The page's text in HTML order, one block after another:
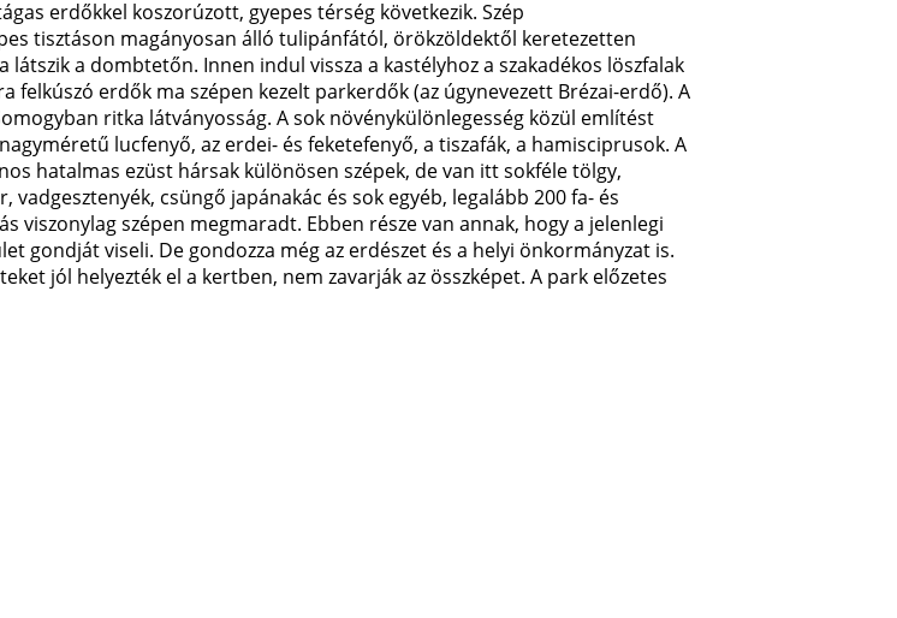
erdőkkel koszorúzott, gyepes térség következik. Szép
tisztáson magányosan álló tulipánfától, örökzöldektől keretezetten
látszik a dombtetőn. Innen indul vissza a kastélyhoz a szakadékos löszfalak
erdők ma szépen kezelt parkerdők (az úgynevezett Brézai-erdő). A
ritka látványosság. A sok növénykülönlegesség közül említést
lucfenyő, az erdei- és feketefenyő, a tiszafák, a hamisciprusok. A
hatalmas ezüst hársak különösen szépek, de van itt sokféle tölgy,
csüngő japánakác és sok egyéb, legalább 200 fa- és
viszonylag szépen megmaradt. Ebben része van annak, hogy a jelenlegi
gondját viseli. De gondozza még az erdészet és a helyi önkormányzat is.
jól helyezték el a kertben, nem zavarják az összképet. A park előzetes